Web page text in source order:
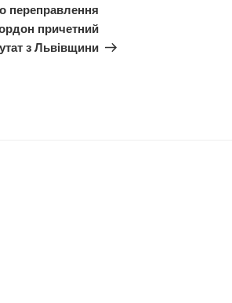
переправлення
причетний
з Львівщини